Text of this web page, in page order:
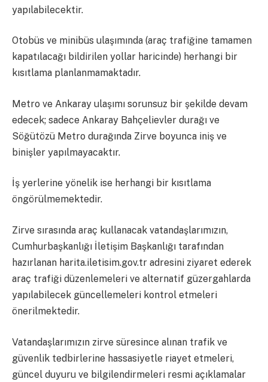
yapılabilecektir.
Otobüs ve minibüs ulaşımında (araç trafiğine tamamen
kapatılacağı bildirilen yollar haricinde) herhangi bir
kısıtlama planlanmamaktadır.
Metro ve Ankaray ulaşımı sorunsuz bir şekilde devam
edecek; sadece Ankaray Bahçelievler durağı ve
Söğütözü Metro durağında Zirve boyunca iniş ve
binişler yapılmayacaktır.
İş yerlerine yönelik ise herhangi bir kısıtlama
öngörülmemektedir.
Zirve sırasında araç kullanacak vatandaşlarımızın,
Cumhurbaşkanlığı İletişim Başkanlığı tarafından
hazırlanan harita.iletisim.gov.tr adresini ziyaret ederek
araç trafiği düzenlemeleri ve alternatif güzergahlarda
yapılabilecek güncellemeleri kontrol etmeleri
önerilmektedir.
Vatandaşlarımızın zirve süresince alınan trafik ve
güvenlik tedbirlerine hassasiyetle riayet etmeleri,
güncel duyuru ve bilgilendirmeleri resmi açıklamalar